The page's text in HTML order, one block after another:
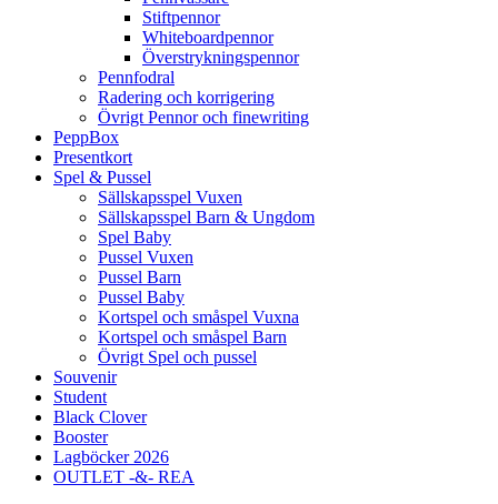
Stiftpennor
Whiteboardpennor
Överstrykningspennor
Pennfodral
Radering och korrigering
Övrigt Pennor och finewriting
PeppBox
Presentkort
Spel & Pussel
Sällskapsspel Vuxen
Sällskapsspel Barn & Ungdom
Spel Baby
Pussel Vuxen
Pussel Barn
Pussel Baby
Kortspel och småspel Vuxna
Kortspel och småspel Barn
Övrigt Spel och pussel
Souvenir
Student
Black Clover
Booster
Lagböcker 2026
OUTLET -&- REA